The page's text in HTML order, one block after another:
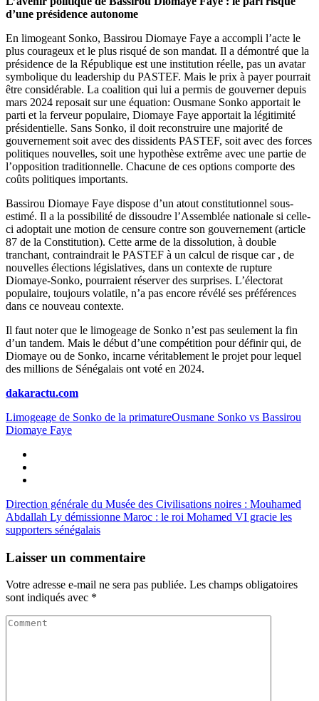
d’une présidence autonome
En limogeant Sonko, Bassirou Diomaye Faye a accompli l’acte le
plus courageux et le plus risqué de son mandat. Il a démontré que la
présidence de la République est une institution réelle, pas un avatar
symbolique du leadership du PASTEF. Mais le prix à payer pourrait
être considérable. La coalition qui lui a permis de gouverner depuis
mars 2024 reposait sur une équation: Ousmane Sonko apportait le
parti et la ferveur populaire, Diomaye Faye apportait la légitimité
présidentielle. Sans Sonko, il doit reconstruire une majorité de
gouvernement soit avec des dissidents PASTEF, soit avec des forces
politiques nouvelles, soit une hypothèse extrême avec une partie de
l’opposition traditionnelle. Chacune de ces options comporte des
coûts politiques importants.
Bassirou Diomaye Faye dispose d’un atout constitutionnel sous-
estimé. Il a la possibilité de dissoudre l’Assemblée nationale si celle-
ci adoptait une motion de censure contre son gouvernement (article
87 de la Constitution). Cette arme de la dissolution, à double
tranchant, contraindrait le PASTEF à un calcul de risque car , de
nouvelles élections législatives, dans un contexte de rupture
Diomaye-Sonko, pourraient réserver des surprises. L’électorat
populaire, toujours volatile, n’a pas encore révélé ses préférences
dans ce nouveau contexte.
Il faut noter que le limogeage de Sonko n’est pas seulement la fin
d’un tandem. Mais le début d’une compétition pour définir qui, de
Diomaye ou de Sonko, incarne véritablement le projet pour lequel
des millions de Sénégalais ont voté en 2024.
dakaractu.com
Limogeage de Sonko de la primatureOusmane Sonko vs Bassirou
Diomaye Faye
Direction générale du Musée des Civilisations noires : Mouhamed
Abdallah Ly démissionne Maroc : le roi Mohamed VI gracie les
supporters sénégalais
Laisser un commentaire
Votre adresse e-mail ne sera pas publiée. Les champs obligatoires
sont indiqués avec *